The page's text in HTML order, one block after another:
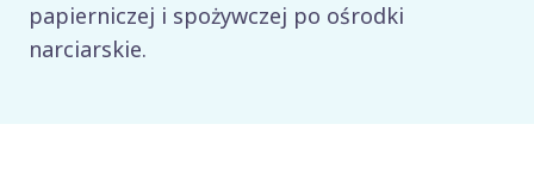
papierniczej i spożywczej po ośrodki
narciarskie.